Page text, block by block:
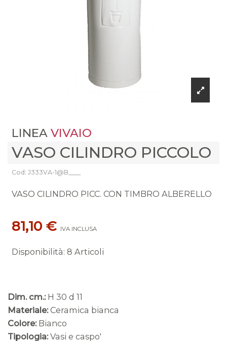
LINEA VIVAIO
VASO CILINDRO PICCOLO
Cod: J333VA-1@B____
VASO CILINDRO PICC. CON TIMBRO ALBERELLO
81,10 € IVA INCLUSA
Disponibilità: 8 Articoli
Dim. cm.: H 30 d 11
Materiale: Ceramica bianca
Colore: Bianco
Tipologia: Vasi e caspo'